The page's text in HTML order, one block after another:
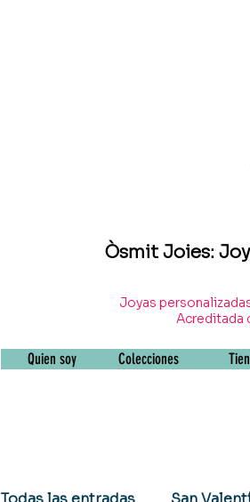
Òsmit Joies:
Joyas
Acreditada
Colecciones
Quien soy